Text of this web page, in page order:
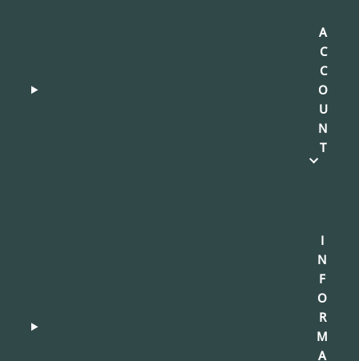
A
C
C
O
U
N
T
I
N
F
O
R
M
A